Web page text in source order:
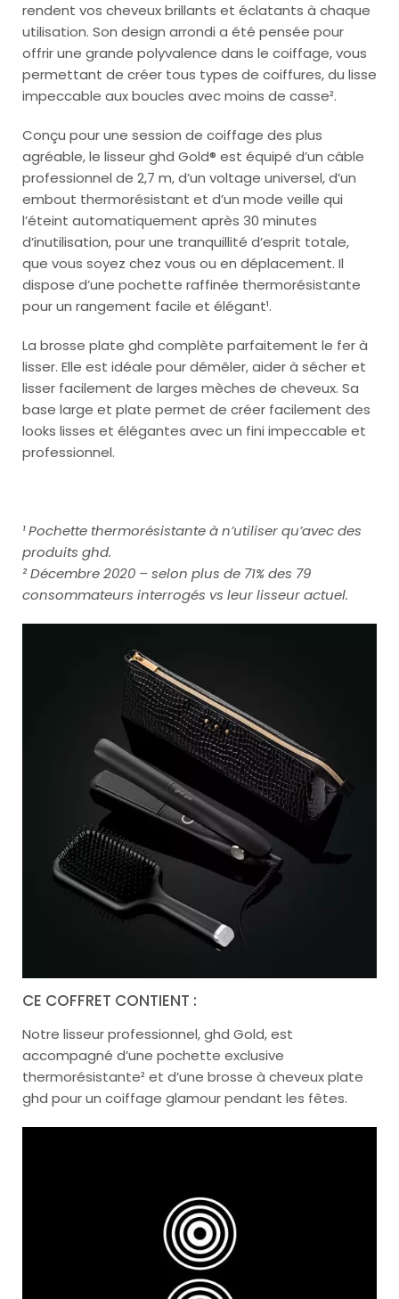
rendent vos cheveux brillants et éclatants à chaque
utilisation. Son design arrondi a été pensée pour
offrir une grande polyvalence dans le coiffage, vous
permettant de créer tous types de coiffures, du lisse
impeccable aux boucles avec moins de casse².
Conçu pour une session de coiffage des plus
agréable, le lisseur ghd Gold® est équipé d’un câble
professionnel de 2,7 m, d’un voltage universel, d’un
embout thermorésistant et d’un mode veille qui
l’éteint automatiquement après 30 minutes
d’inutilisation, pour une tranquillité d’esprit totale,
que vous soyez chez vous ou en déplacement. Il
dispose d’une pochette raffinée thermorésistante
pour un rangement facile et élégant¹.
La brosse plate ghd complète parfaitement le fer à
lisser. Elle est idéale pour démêler, aider à sécher et
lisser facilement de larges mèches de cheveux. Sa
base large et plate permet de créer facilement des
looks lisses et élégantes avec un fini impeccable et
professionnel.
¹ Pochette thermorésistante à n’utiliser qu’avec des
produits ghd.
² Décembre 2020 – selon plus de 71% des 79
consommateurs interrogés vs leur lisseur actuel.
CE COFFRET CONTIENT :
Notre lisseur professionnel, ghd Gold, est
accompagné d’une pochette exclusive
thermorésistante² et d’une brosse à cheveux plate
ghd pour un coiffage glamour pendant les fêtes.